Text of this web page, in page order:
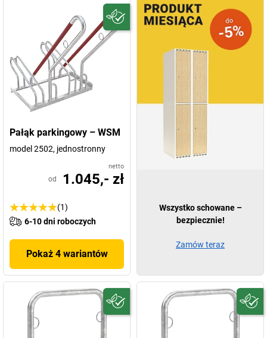
Pałąk parkingowy – WSM
model 2502, jednostronny
netto
od 1.045,- zł
(1)
6-10 dni roboczych
Pokaż 4 wariantów
Wszystko schowane –
bezpiecznie!
Zamów teraz